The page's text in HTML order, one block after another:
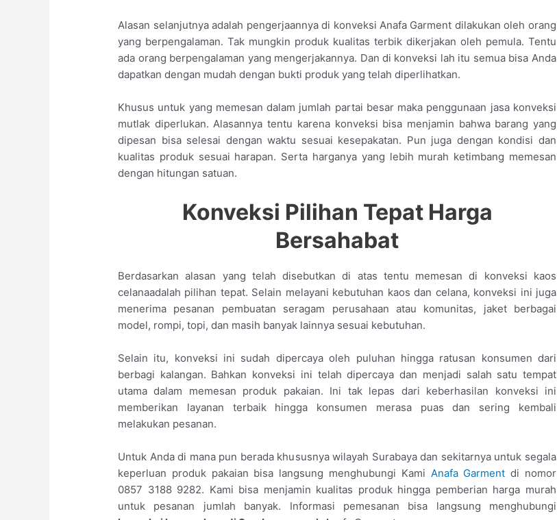
Alasan selanjutnya adalah pengerjaannya di konveksi Anafa Garment dilakukan oleh orang
yang berpengalaman. Tak mungkin produk kualitas terbik dikerjakan oleh pemula. Tentu
ada orang berpengalaman yang mengerjakannya. Dan di konveksi lah itu semua bisa Anda
dapatkan dengan mudah dengan bukti produk yang telah diperlihatkan.
Khusus untuk yang memesan dalam jumlah partai besar maka penggunaan jasa konveksi
mutlak diperlukan. Alasannya tentu karena konveksi bisa menjamin bahwa barang yang
dipesan bisa selesai dengan waktu sesuai kesepakatan. Pun juga dengan kondisi dan
kualitas produk sesuai harapan. Serta harganya yang lebih murah ketimbang memesan
dengan hitungan satuan.
Konveksi Pilihan Tepat Harga
Bersahabat
Berdasarkan alasan yang telah disebutkan di atas tentu memesan di konveksi kaos
celanaadalah pilihan tepat. Selain melayani kebutuhan kaos dan celana, konveksi ini juga
menerima pesanan pembuatan seragam perusahaan atau komunitas, jaket berbagai
model, rompi, topi, dan masih banyak lainnya sesuai kebutuhan.
Selain itu, konveksi ini sudah dipercaya oleh puluhan hingga ratusan konsumen dari
berbagi kalangan. Bahkan konveksi ini telah dipercaya dan menjadi salah satu tempat
utama dalam memesan produk pakaian. Ini tak lepas dari keberhasilan konveksi ini
memberikan layanan terbaik hingga konsumen merasa puas dan sering kembali
melakukan pesanan.
Untuk Anda di mana pun berada khususnya wilayah Surabaya dan sekitarnya untuk segala
keperluan produk pakaian bisa langsung menghubungi Kami Anafa Garment di nomor
0857 3188 9282. Kami bisa menjamin kualitas produk hingga pemberian harga murah
untuk pesanan jumlah banyak. Informasi pemesanan bisa langsung menghubungi